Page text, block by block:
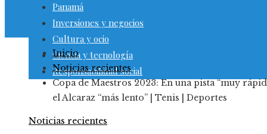
Panamá
Inversiones y negocios
Cultura y ocio
Ciencia y tecnología
Responsabilidad social
Inicio
Noticias recientes
Copa de Maestros 2023: En una pista “muy
el Alcaraz “más lento” | Tenis | Deportes
Noticias recientes